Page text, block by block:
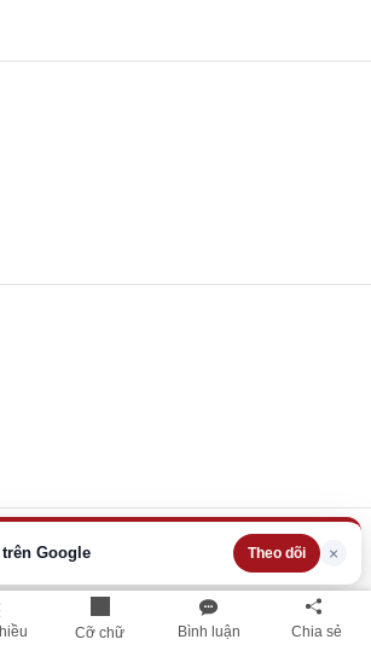
Cỡ chữ Bình luận Chia sẻ
trên Google Theo dõi ×